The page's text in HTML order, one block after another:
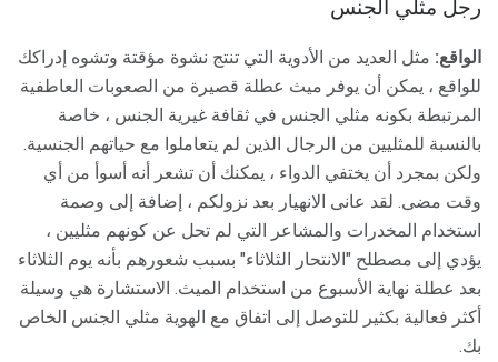
رجل مثلي الجنس
الواقع: مثل العديد من الأدوية التي تنتج نشوة مؤقتة وتشوه إدراكك
للواقع ، يمكن أن يوفر ميث عطلة قصيرة من الصعوبات العاطفية
المرتبطة بكونه مثلي الجنس في ثقافة غيرية الجنس ، خاصة
بالنسبة للمثليين من الرجال الذين لم يتعاملوا مع حياتهم الجنسية.
ولكن بمجرد أن يختفي الدواء ، يمكنك أن تشعر أنه أسوأ من أي
وقت مضى. لقد عانى الانهيار بعد نزولكم ، إضافة إلى وصمة
استخدام المخدرات والمشاعر التي لم تحل عن كونهم مثليين ،
يؤدي إلى مصطلح "الانتحار الثلاثاء" بسبب شعورهم بأنه يوم الثلاثاء
بعد عطلة نهاية الأسبوع من استخدام الميث. الاستشارة هي وسيلة
أكثر فعالية بكثير للتوصل إلى اتفاق مع الهوية مثلي الجنس الخاص
بك.